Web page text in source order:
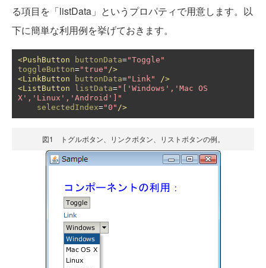
る項目を「listData」というプロパティで用意します。以
下に簡単な利用例を挙げておきます。
<PushButton buttonData="Toggle"
toggleButton="true" />
<LinkButton
buttonData="Link"
/>
<ListButton
listData="['Windows','Mac OS
X','Linux','Android']"
selectedIndex="0" />
図1 トグルボタン、リンクボタン、リストボタンの例。